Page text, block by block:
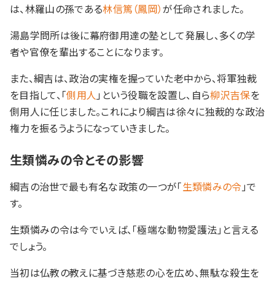
は、林羅山の孫である林信篤（鳳岡）が任命されました。
湯島学問所は後に幕府御用達の塾として発展し、多くの学
者や官僚を輩出することになります。
また、綱吉は、政治の実権を握っていた老中から、将軍独裁
を目指して、「側用人 」という役職を設置し、自ら柳沢吉保を
側用人に任じました。これにより綱吉は徐々に独裁的な政治
権力を振るうようになっていきました。
生類憐みの令とその影響
綱吉の治世で最も有名な政策の一つが「生類憐みの令 」で
す。
生類憐みの令は今でいえば、「極端な動物愛護法」と言える
でしょう。
当初は仏教の教えに基づき慈悲の心を広め、無駄な殺生を